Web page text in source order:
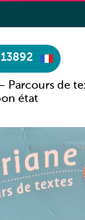
Parcours de
état